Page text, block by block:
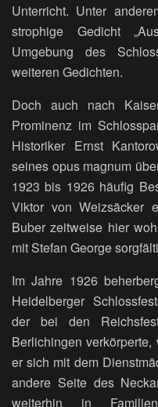
Unterricht. Unter
strophige Gedicht
Umgebung des
weiteren Gedichten.
Doch auch nach
Prominenz im
Historiker Ernst
seines opus magnum
1923 bis 1926 häufig
Viktor von Weizsäcker
Buber zeitweise hier
mit Stefan George
Im Jahre 1926
Heidelberger
der bei den
Berlichingen
er sich mit dem
andere Seite des
weiterhin in